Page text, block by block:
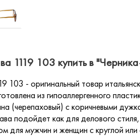
1119 103 купить в
103 - оригинальный товар
из гипоаллергенного
(черепаховый) с коричневыми
подойдет как для делового
для мужчин и женщин с круглой